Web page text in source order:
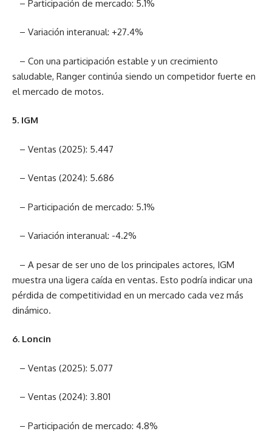
– Participación de mercado: 5.1%
– Variación interanual: +27.4%
– Con una participación estable y un crecimiento
saludable, Ranger continúa siendo un competidor fuerte en
el mercado de motos.
5. IGM
– Ventas (2025): 5.447
– Ventas (2024): 5.686
– Participación de mercado: 5.1%
– Variación interanual: -4.2%
– A pesar de ser uno de los principales actores, IGM
muestra una ligera caída en ventas. Esto podría indicar una
pérdida de competitividad en un mercado cada vez más
dinámico.
6. Loncin
– Ventas (2025): 5.077
– Ventas (2024): 3.801
– Participación de mercado: 4.8%